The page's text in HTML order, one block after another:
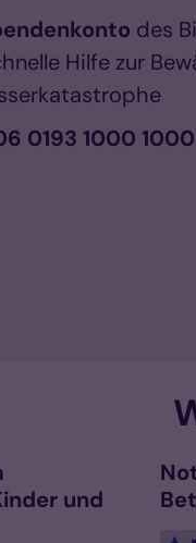
des
Hilfe zur
0193 1000
und